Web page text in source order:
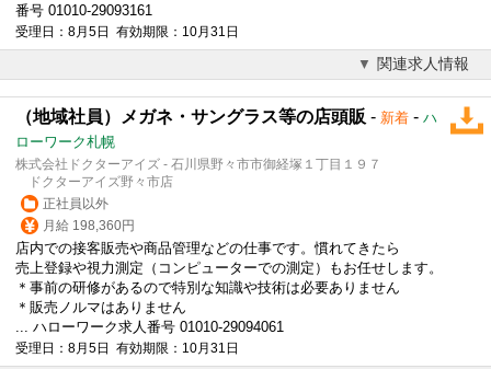
番号 01010-29093161
受理日：8月5日 有効期限：10月31日
関連求人情報
（地域社員）メガネ・サングラス等の店頭販 - 新着 - ハ
ローワーク札幌
株式会社ドクターアイズ - 石川県野々市市御経塚１丁目１９７
ドクターアイズ野々市店
正社員以外
月給 198,360円
店内での接客販売や商品管理などの仕事です。慣れてきたら
売上登録や視力測定（コンピューターでの測定）もお任せします。
＊事前の研修があるので特別な知識や技術は必要ありません
＊販売ノルマはありません
... ハローワーク求人番号 01010-29094061
受理日：8月5日 有効期限：10月31日